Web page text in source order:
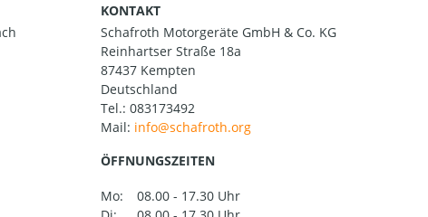
KONTAKT
Schafroth Motorgeräte GmbH & Co. KG
Reinhartser Straße 18a
87437 Kempten
Deutschland
Tel.: 083173492
Mail:
ÖFFNUNGSZEITEN
Mo:
08.00 - 17.30 Uhr